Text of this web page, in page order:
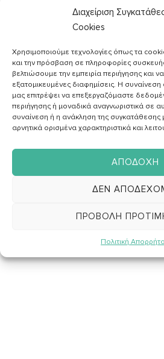
Διαχείριση
Cookies
Χρησιμοποιούμε τεχνολογίες όπως τα
και την πρόσβαση σε πληροφορίες
βελτιώσουμε την εμπειρία περιήγησης και
εξατομικευμένες διαφημίσεις. Η συναίνεση
μας επιτρέψει να επεξεργαζόμαστε
περιήγησης ή μοναδικά αναγνωριστικά σε
συναίνεση ή η ανάκληση της συγκατάθεσης
αρνητικά ορισμένα χαρακτηριστικά και
ΑΠΟΔΟΧΉ
ΔΕΝ
ΠΡΟΒΟΛΉ
Πολιτική